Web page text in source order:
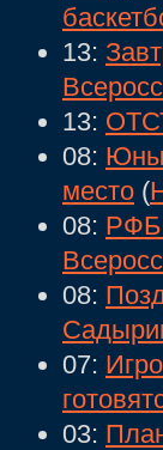
13:
13:
08:
место (
08: РФБ
08:
07:
03: